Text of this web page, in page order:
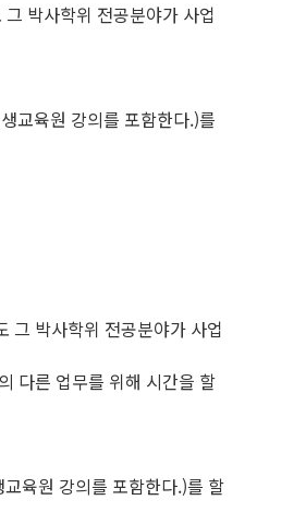
박사학위 전공분야가 사업
교육원 강의를 포함한다.)를
그 박사학위 전공분야가 사업
다른 업무를 위해 시간을 할
육원 강의를 포함한다.)를 할